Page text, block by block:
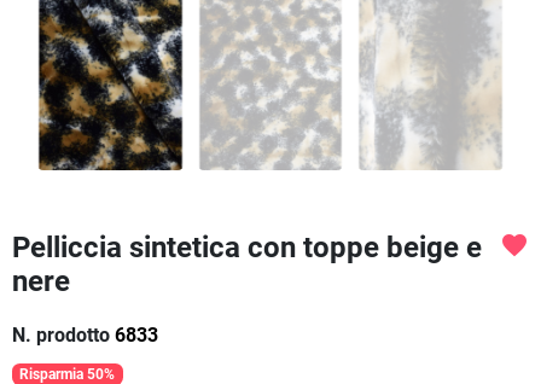
Pelliccia sintetica con toppe beige e
nere
N. prodotto 6833
favorite
Risparmia 50%